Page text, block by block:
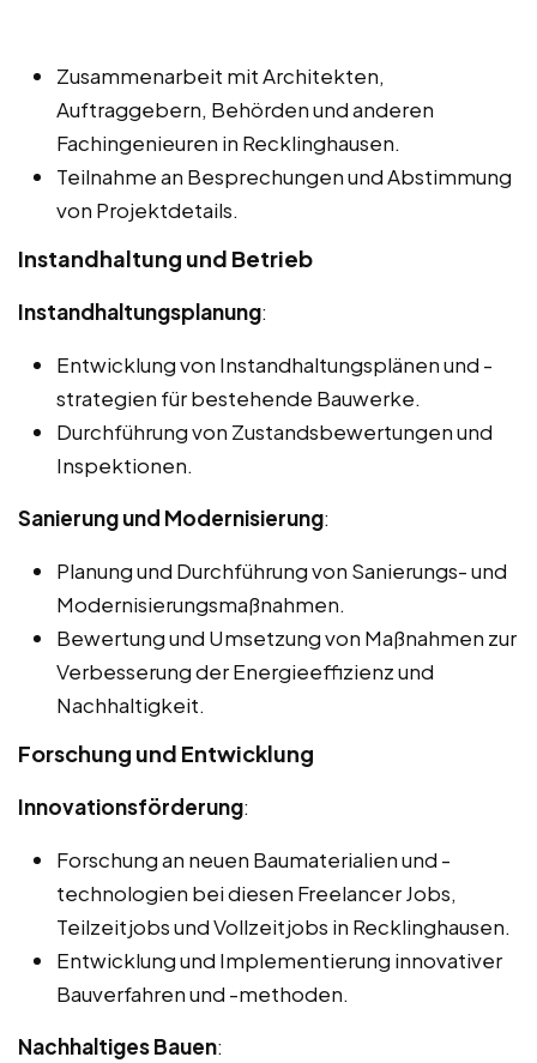
Zusammenarbeit mit Architekten,
Auftraggebern, Behörden und anderen
Fachingenieuren in Recklinghausen.
Teilnahme an Besprechungen und Abstimmung
von Projektdetails.
Instandhaltung und Betrieb
Instandhaltungsplanung:
Entwicklung von Instandhaltungsplänen und -
strategien für bestehende Bauwerke.
Durchführung von Zustandsbewertungen und
Inspektionen.
Sanierung und Modernisierung:
Planung und Durchführung von Sanierungs- und
Modernisierungsmaßnahmen.
Bewertung und Umsetzung von Maßnahmen zur
Verbesserung der Energieeffizienz und
Nachhaltigkeit.
Forschung und Entwicklung
Innovationsförderung:
Forschung an neuen Baumaterialien und -
technologien bei diesen Freelancer Jobs,
Teilzeitjobs und Vollzeitjobs in Recklinghausen.
Entwicklung und Implementierung innovativer
Bauverfahren und -methoden.
Nachhaltiges Bauen: